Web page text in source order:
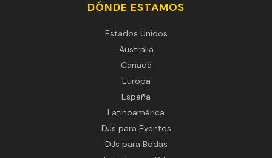
DÓNDE ESTAMOS
Estados Unidos
Australia
Canadá
Europa
España
Latinoamérica
DJs para Eventos
DJs para Bodas